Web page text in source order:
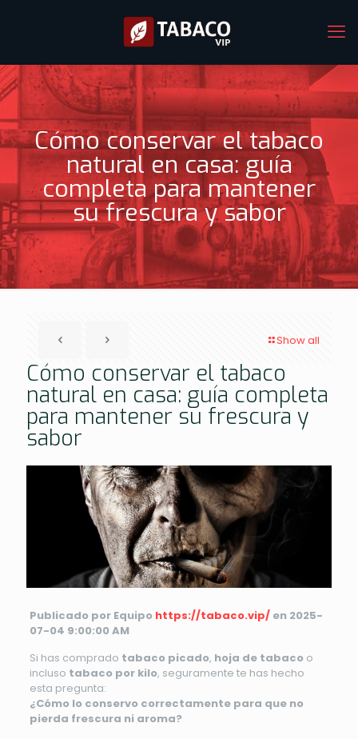
Cómo conservar el tabaco
natural en casa: guía
completa para mantener
su frescura y sabor
Show all
Cómo conservar el tabaco
natural en casa: guía completa
para mantener su frescura y
sabor
Publicado por Equipo https://tabaco.vip/en 2025-
07-04 9:00:00 AM
Si has comprado tabaco picado, hoja de tabaco o
incluso tabaco por kilo, seguramente te has hecho
esta pregunta:
¿Cómo lo conservo correctamente para que no
pierda frescura ni aroma?